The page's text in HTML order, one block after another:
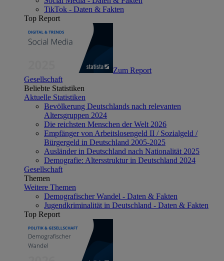
TikTok - Daten & Fakten
Top Report
Zum Report
Gesellschaft
Beliebte Statistiken
Aktuelle Statistiken
Bevölkerung Deutschlands nach relevanten
Altersgruppen 2024
Die reichsten Menschen der Welt 2026
Empfänger von Arbeitslosengeld II / Sozialgeld /
Bürgergeld in Deutschland 2005-2025
Ausländer in Deutschland nach Nationalität 2025
Demografie: Altersstruktur in Deutschland 2024
Gesellschaft
Themen
Weitere Themen
Demografischer Wandel - Daten & Fakten
Jugendkriminalität in Deutschland - Daten & Fakten
Top Report